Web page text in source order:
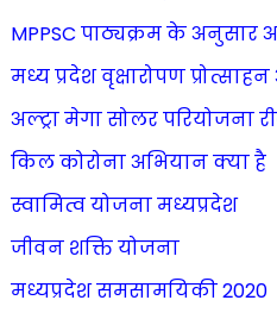
MPPSC पाठ्यक्रम के अनुसार
मध्य प्रदेश वृक्षारोपण
अल्ट्रा मेगा सोलर परियोजना
किल कोरोना अभियान क्या है
स्वामित्व योजना मध्यप्रदेश
जीवन शक्ति योजना
मध्यप्रदेश समसामयिकी 2020